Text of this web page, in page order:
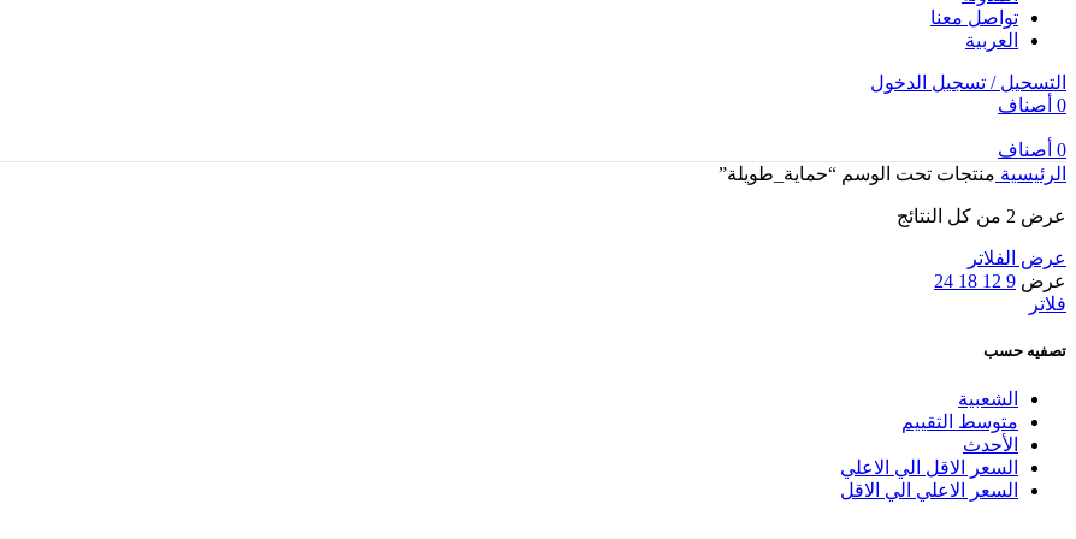
تواصل معنا
العربية
التسحيل / تسجيل الدخول
0 أصناف
0 أصناف
الرئيسية منتجات تحت الوسم “حماية_طويلة”
عرض ⁦2⁩ من كل النتائج
عرض الفلاتر
عرض 9
12
18
24
فلاتر
تصفيه حسب
الشعبية
متوسط التقييم
الأحدث
السعر الاقل الي الاعلي
السعر الاعلي الي الاقل